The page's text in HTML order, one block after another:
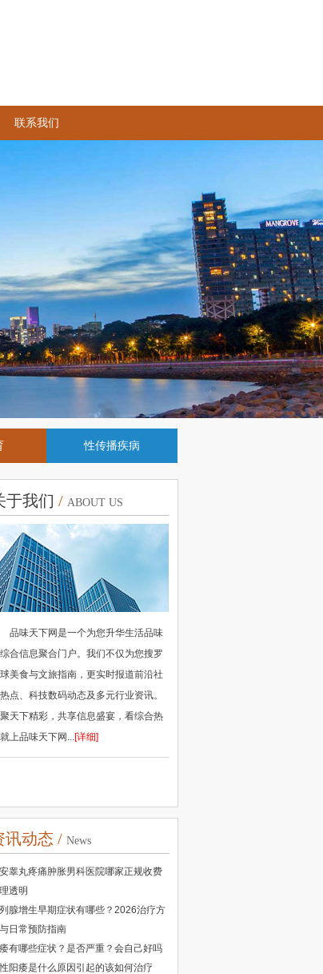
联系我们
性传播疾病
于我们 / ABOUT US
品味天下网是一个为您升华生活品味
合信息聚合门户。我们不仅为您搜罗
美食与文旅指南，更实时报道前沿社
点、科技数码动态及多元行业资讯。
天下精彩，共享信息盛宴，看综合热
上品味天下网... [详细]
讯动态 / News
睾丸疼痛肿胀男科医院哪家正规收费
透明
腺增生早期症状有哪些？2026治疗方
日常预防指南
有哪些症状？是否严重？会自己好吗
阳痿是什么原因引起的该如何治疗